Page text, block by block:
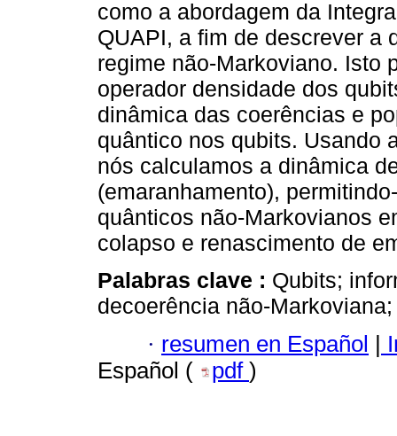
como a abordagem da
QUAPI, a fim de descrever a
regime não-Markoviano. Isto
operador densidade dos
dinâmica das coerências e
quântico nos qubits. Usando
nós calculamos a dinâmica
(emaranhamento),
quânticos não-Markovianos
colapso e renascimento de
Palabras clave : Qubits;
decoerência não-
· resumen en Español |
Español (
pdf )